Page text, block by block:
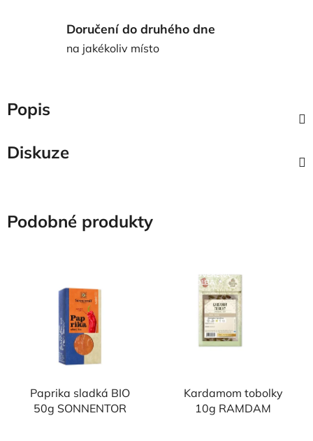
Doručení do druhého dne
na jakékoliv místo
Popis
Diskuze
Podobné produkty
Paprika sladká BIO
50g SONNENTOR
NAŠE OVĚŘENÁ
VOLBA
Kardamom tobolky
10g RAMDAM